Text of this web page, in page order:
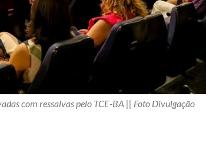
com ressalvas pelo TCE-BA || Foto Divulgação